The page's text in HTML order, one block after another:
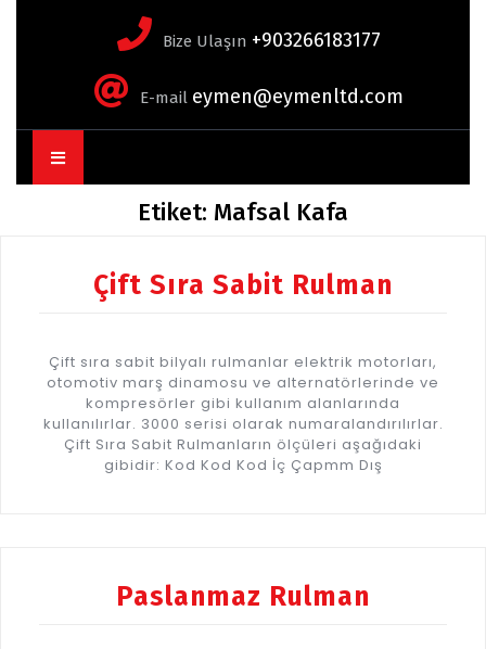
Bize Ulaşın +903266183177
E-mail eymen@eymenltd.com
Button
Etiket: Mafsal Kafa
Çift Sıra Sabit Rulman
Çift sıra sabit bilyalı rulmanlar elektrik motorları,
otomotiv marş dinamosu ve alternatörlerinde ve
kompresörler gibi kullanım alanlarında
kullanılırlar. 3000 serisi olarak numaralandırılırlar.
Çift Sıra Sabit Rulmanların ölçüleri aşağıdaki
gibidir: Kod Kod Kod İç Çapmm Dış
Paslanmaz Rulman